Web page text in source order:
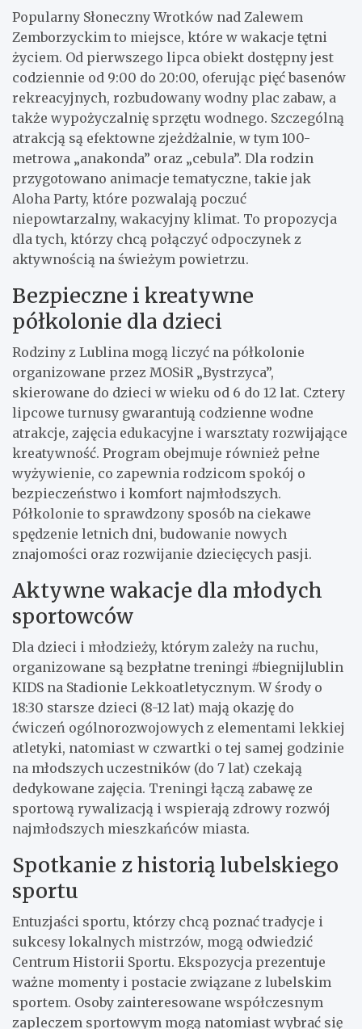
Popularny Słoneczny Wrotków nad Zalewem
Zemborzyckim to miejsce, które w wakacje tętni
życiem. Od pierwszego lipca obiekt dostępny jest
codziennie od 9:00 do 20:00, oferując pięć basenów
rekreacyjnych, rozbudowany wodny plac zabaw, a
także wypożyczalnię sprzętu wodnego. Szczególną
atrakcją są efektowne zjeżdżalnie, w tym 100-
metrowa „anakonda” oraz „cebula”. Dla rodzin
przygotowano animacje tematyczne, takie jak
Aloha Party, które pozwalają poczuć
niepowtarzalny, wakacyjny klimat. To propozycja
dla tych, którzy chcą połączyć odpoczynek z
aktywnością na świeżym powietrzu.
Bezpieczne i kreatywne
półkolonie dla dzieci
Rodziny z Lublina mogą liczyć na półkolonie
organizowane przez MOSiR „Bystrzyca”,
skierowane do dzieci w wieku od 6 do 12 lat. Cztery
lipcowe turnusy gwarantują codzienne wodne
atrakcje, zajęcia edukacyjne i warsztaty rozwijające
kreatywność. Program obejmuje również pełne
wyżywienie, co zapewnia rodzicom spokój o
bezpieczeństwo i komfort najmłodszych.
Półkolonie to sprawdzony sposób na ciekawe
spędzenie letnich dni, budowanie nowych
znajomości oraz rozwijanie dziecięcych pasji.
Aktywne wakacje dla młodych
sportowców
Dla dzieci i młodzieży, którym zależy na ruchu,
organizowane są bezpłatne treningi #biegnijlublin
KIDS na Stadionie Lekkoatletycznym. W środy o
18:30 starsze dzieci (8-12 lat) mają okazję do
ćwiczeń ogólnorozwojowych z elementami lekkiej
atletyki, natomiast w czwartki o tej samej godzinie
na młodszych uczestników (do 7 lat) czekają
dedykowane zajęcia. Treningi łączą zabawę ze
sportową rywalizacją i wspierają zdrowy rozwój
najmłodszych mieszkańców miasta.
Spotkanie z historią lubelskiego
sportu
Entuzjaści sportu, którzy chcą poznać tradycje i
sukcesy lokalnych mistrzów, mogą odwiedzić
Centrum Historii Sportu. Ekspozycja prezentuje
ważne momenty i postacie związane z lubelskim
sportem. Osoby zainteresowane współczesnym
zapleczem sportowym mogą natomiast wybrać się